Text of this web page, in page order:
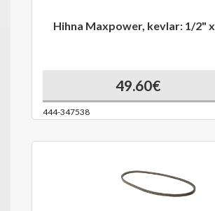
Hihna Maxpower, kevlar: 1/2"
49.60€
444-347538